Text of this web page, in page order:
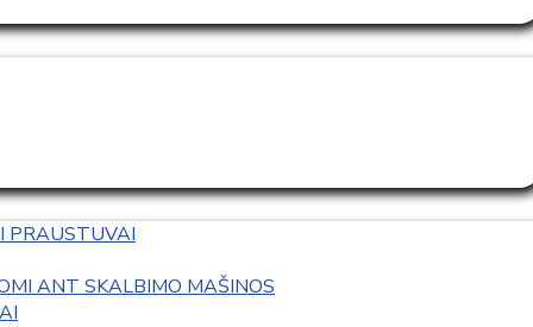
PRAUSTUVAI
ANT SKALBIMO MAŠINOS